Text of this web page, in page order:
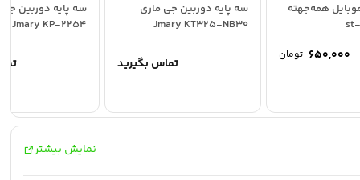
همه‌جهته
650,000 تومان
سه پایه دوربین جی ماری
Jmary KT325-NB30
تماس بگیرید
سه پایه دوربین
Jmary KP-2254
نمایش بیشتر